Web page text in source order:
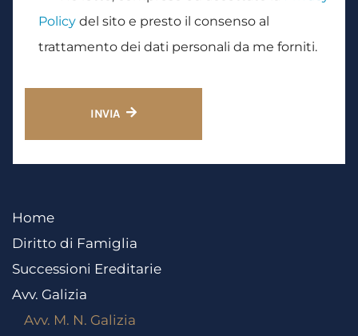
Policy del sito e presto il consenso al
trattamento dei dati personali da me forniti.
INVIA
Home
Diritto di Famiglia
Successioni Ereditarie
Avv. Galizia
Avv. M. N. Galizia